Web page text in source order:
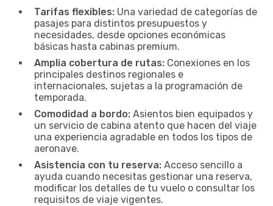
Tarifas flexibles: Una variedad de categorías de
pasajes para distintos presupuestos y
necesidades, desde opciones económicas
básicas hasta cabinas premium.
Amplia cobertura de rutas: Conexiones en los
principales destinos regionales e
internacionales, sujetas a la programación de
temporada.
Comodidad a bordo: Asientos bien equipados y
un servicio de cabina atento que hacen del viaje
una experiencia agradable en todos los tipos de
aeronave.
Asistencia con tu reserva: Acceso sencillo a
ayuda cuando necesitas gestionar una reserva,
modificar los detalles de tu vuelo o consultar los
requisitos de viaje vigentes.